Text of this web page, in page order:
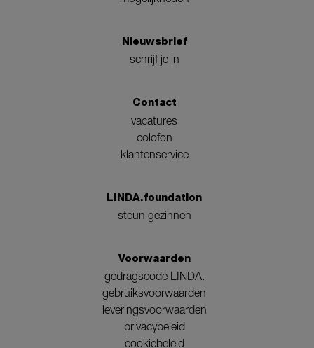
Nieuwsbrief
schrijf je in
Contact
vacatures
colofon
klantenservice
LINDA.foundation
steun gezinnen
Voorwaarden
gedragscode LINDA.
gebruiksvoorwaarden
leveringsvoorwaarden
privacybeleid
cookiebeleid